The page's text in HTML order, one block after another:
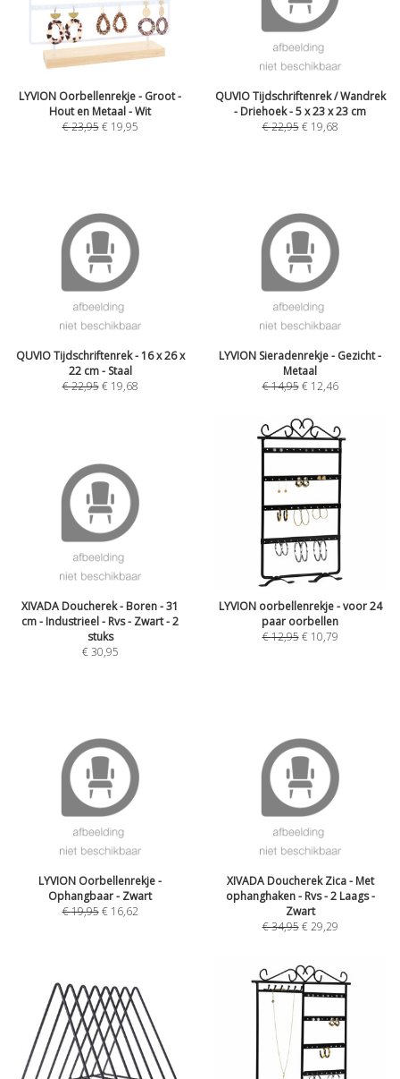
LYVION Oorbellenrekje - Groot -
Hout en Metaal - Wit
€23,95 € 19,95
QUVIO Tijdschriftenrek / Wandrek
- Driehoek - 5 x 23 x 23 cm
€22,95 € 19,68
QUVIO Tijdschriftenrek - 16 x 26 x
22 cm - Staal
€22,95 € 19,68
LYVION Sieradenrekje - Gezicht -
Metaal
€14,95 € 12,46
XIVADA Doucherek - Boren - 31
cm - Industrieel - Rvs - Zwart - 2
stuks
€30,95
LYVION oorbellenrekje - voor 24
paar oorbellen
€12,95 € 10,79
LYVION Oorbellenrekje -
Ophangbaar - Zwart
€19,95 € 16,62
XIVADA Doucherek Zica - Met
ophanghaken - Rvs - 2 Laags -
Zwart
€34,95 €29,29